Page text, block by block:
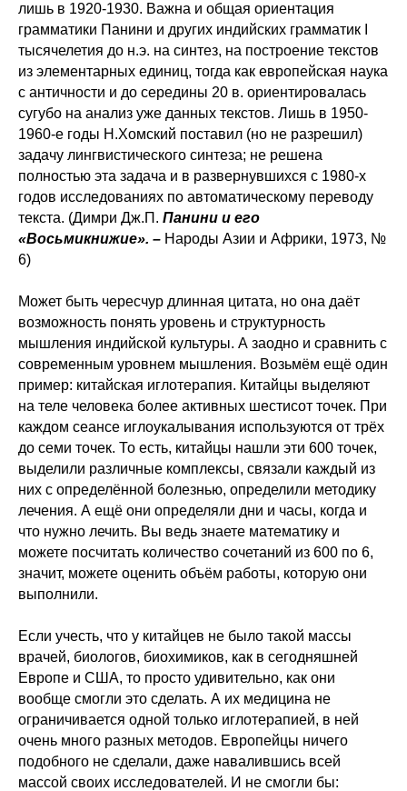
лишь в 1920-1930. Важна и общая ориентация
грамматики Панини и других индийских грамматик I
тысячелетия до н.э. на синтез, на построение текстов
из элементарных единиц, тогда как европейская наука
с античности и до середины 20 в. ориентировалась
сугубо на анализ уже данных текстов. Лишь в 1950-
1960-е годы Н.Хомский поставил (но не разрешил)
задачу лингвистического синтеза; не решена
полностью эта задача и в развернувшихся с 1980-х
годов исследованиях по автоматическому переводу
текста. (Димри Дж.П. Панини и его
«Восьмикнижие». – Народы Азии и Африки, 1973, №
6)
Может быть чересчур длинная цитата, но она даёт
возможность понять уровень и структурность
мышления индийской культуры. А заодно и сравнить с
современным уровнем мышления. Возьмём ещё один
пример: китайская иглотерапия. Китайцы выделяют
на теле человека более активных шестисот точек. При
каждом сеансе иглоукалывания используются от трёх
до семи точек. То есть, китайцы нашли эти 600 точек,
выделили различные комплексы, связали каждый из
них с определённой болезнью, определили методику
лечения. А ещё они определяли дни и часы, когда и
что нужно лечить. Вы ведь знаете математику и
можете посчитать количество сочетаний из 600 по 6,
значит, можете оценить объём работы, которую они
выполнили.
Если учесть, что у китайцев не было такой массы
врачей, биологов, биохимиков, как в сегодняшней
Европе и США, то просто удивительно, как они
вообще смогли это сделать. А их медицина не
ограничивается одной только иглотерапией, в ней
очень много разных методов. Европейцы ничего
подобного не сделали, даже навалившись всей
массой своих исследователей. И не смогли бы: